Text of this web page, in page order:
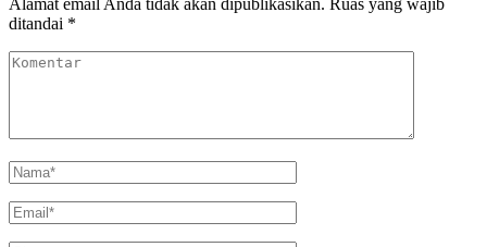
Alamat email Anda tidak akan dipublikasikan. Ruas yang wajib
ditandai *